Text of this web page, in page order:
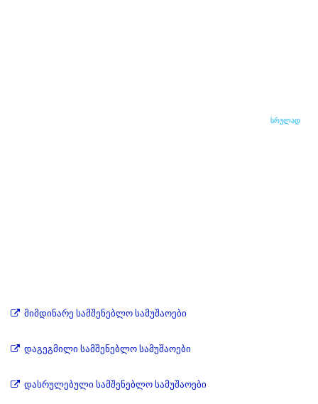
სრულად
მიმდინარე სამშენებლო სამუშაოები
დაგეგმილი სამშენებლო სამუშაოები
დასრულებული სამშენებლო სამუშაოები